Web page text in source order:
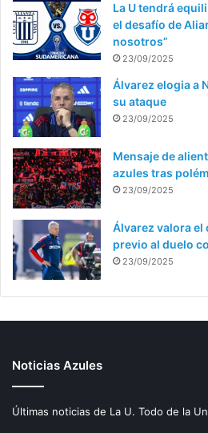
La U tendrá
el desafío de
nosotros”
23/09/2025
Álvarez elogia a
su ataque
23/09/2025
Mensaje de
azules tras
23/09/2025
Álvarez valora el
previo al duelo
23/09/2025
Noticias Azules
Últimas noticias de La U. Todo de la